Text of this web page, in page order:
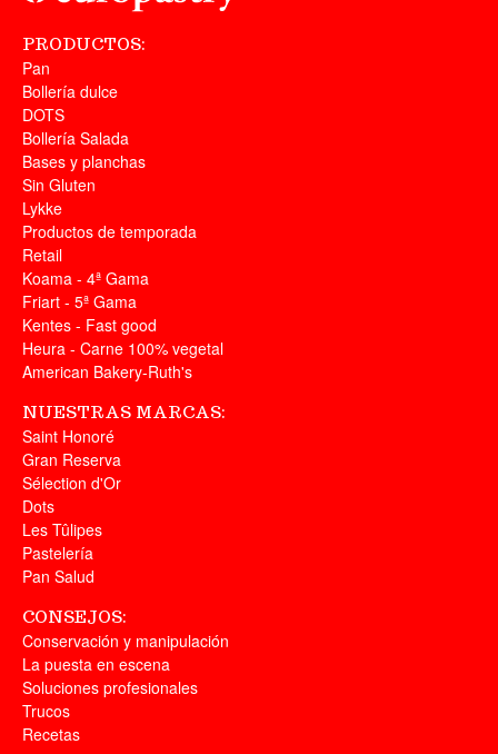
PRODUCTOS:
Pan
Bollería dulce
DOTS
Bollería Salada
Bases y planchas
Sin Gluten
Lykke
Productos de temporada
Retail
Koama - 4ª Gama
Friart - 5ª Gama
Kentes - Fast good
Heura - Carne 100% vegetal
American Bakery-Ruth's
NUESTRAS MARCAS:
Saint Honoré
Gran Reserva
Sélection d'Or
Dots
Les Tûlipes
Pastelería
Pan Salud
CONSEJOS:
Conservación y manipulación
La puesta en escena
Soluciones profesionales
Trucos
Recetas